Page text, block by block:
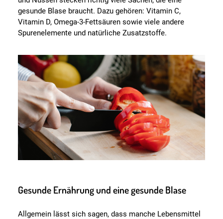
gesunde Blase braucht. Dazu gehören: Vitamin C,
Vitamin D, Omega-3-Fettsäuren sowie viele andere
Spurenelemente und natürliche Zusatzstoffe.
Gesunde Ernährung und eine gesunde Blase
Allgemein lässt sich sagen, dass manche Lebensmittel